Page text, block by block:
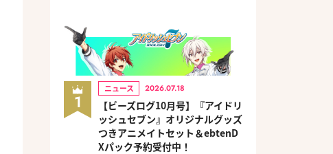
1
ニュース 2026.07.18
【ビーズログ10月号】『アイドリ
ッシュセブン』オリジナルグッズ
つきアニメイトセット＆ebtenD
Xパック予約受付中！